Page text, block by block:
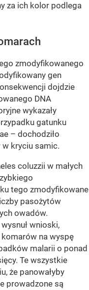
za ich kolor podlega
zmodyfikowanego
gen
dojdzie
DNA
wykazały
gatunku
– dochodziło
kryciu samic.
coluzzii w małych
tego zmodyfikowane
pasożytów
owadów.
wnioski,
na wyspę
malarii o ponad
Te wszystkie
że panowałyby
prowadzone są